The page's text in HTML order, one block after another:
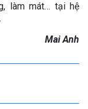
làm mát… tại hệ
Mai Anh